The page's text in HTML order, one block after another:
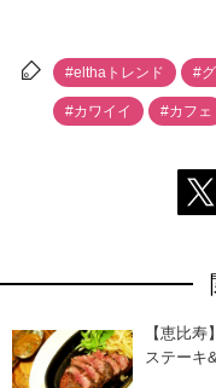
#elthaトレンド #
#カワイイ #カフェ
【恵比
ステーキ